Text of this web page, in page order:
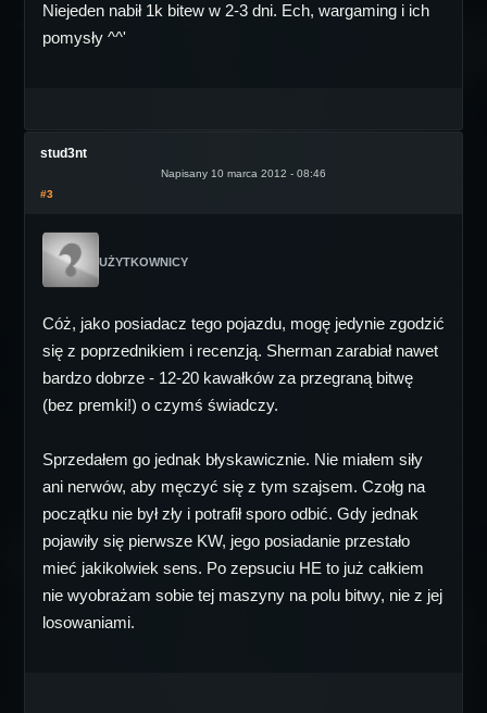
Niejeden nabił 1k bitew w 2-3 dni. Ech, wargaming i ich
pomysły ^^'
stud3nt
Napisany 10 marca 2012 - 08:46
#3
UŻYTKOWNICY
Cóż, jako posiadacz tego pojazdu, mogę jedynie zgodzić
się z poprzednikiem i recenzją. Sherman zarabiał nawet
bardzo dobrze - 12-20 kawałków za przegraną bitwę
(bez premki!) o czymś świadczy.
Sprzedałem go jednak błyskawicznie. Nie miałem siły
ani nerwów, aby męczyć się z tym szajsem. Czołg na
początku nie był zły i potrafił sporo odbić. Gdy jednak
pojawiły się pierwsze KW, jego posiadanie przestało
mieć jakikolwiek sens. Po zepsuciu HE to już całkiem
nie wyobrażam sobie tej maszyny na polu bitwy, nie z jej
losowaniami.